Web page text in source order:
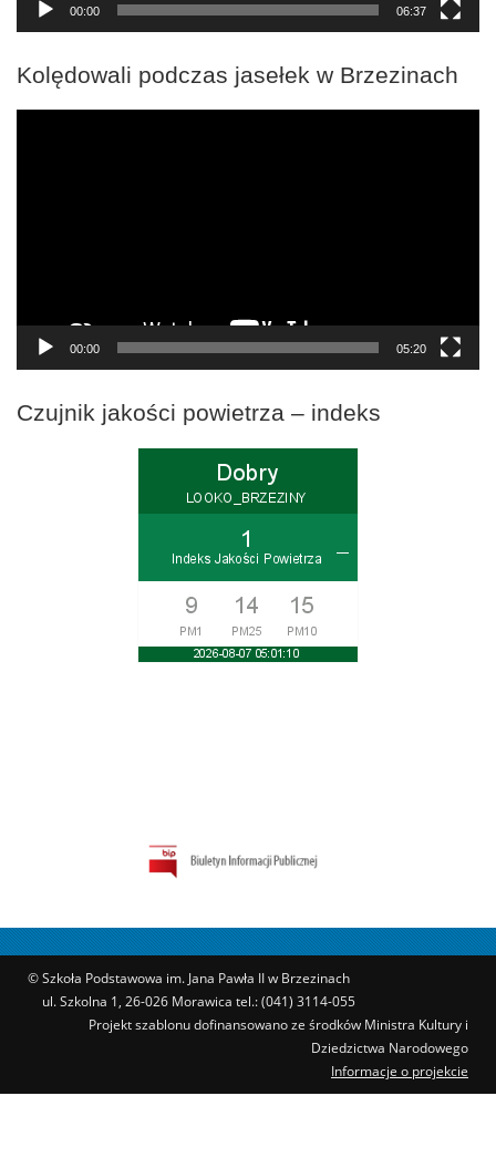
00:00 06:37
Kolędowali podczas jasełek w Brzezinach
00:00 05:20
Czujnik jakości powietrza – indeks
© Szkoła Podstawowa im. Jana Pawła II w Brzezinach
ul. Szkolna 1, 26-026 Morawica tel.: (041) 3114-055
Projekt szablonu dofinansowano ze środków Ministra Kultury i
Dziedzictwa Narodowego
Informacje o projekcie